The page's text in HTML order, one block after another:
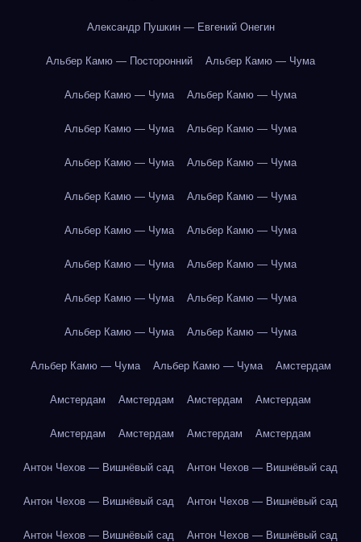
Александр Пушкин — Евгений Онегин
Альбер Камю — Посторонний Альбер Камю — Чума
Альбер Камю — Чума Альбер Камю — Чума
Альбер Камю — Чума Альбер Камю — Чума
Альбер Камю — Чума Альбер Камю — Чума
Альбер Камю — Чума Альбер Камю — Чума
Альбер Камю — Чума Альбер Камю — Чума
Альбер Камю — Чума Альбер Камю — Чума
Альбер Камю — Чума Альбер Камю — Чума
Альбер Камю — Чума Альбер Камю — Чума
Альбер Камю — Чума Альбер Камю — Чума Амстердам
Амстердам Амстердам Амстердам Амстердам
Амстердам Амстердам Амстердам Амстердам
Антон Чехов — Вишнёвый сад Антон Чехов — Вишнёвый сад
Антон Чехов — Вишнёвый сад Антон Чехов — Вишнёвый сад
Антон Чехов — Вишнёвый сад Антон Чехов — Вишнёвый сад